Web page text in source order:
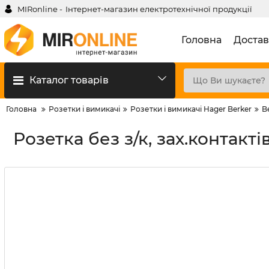
MIRonline - Інтернет-магазин електротехнічної продукції
Головна
Каталог товарів
Головна Розетки і вимикачі Розетки і вимикачі Hager Berker
Розетка без з/к,